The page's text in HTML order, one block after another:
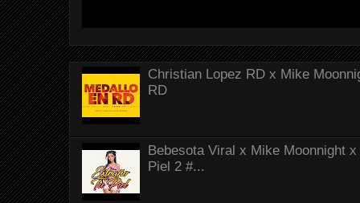
Christian Lopez RD x Mike
RD
Bebesota Viral x Mike Moonnight
Piel 2 #...